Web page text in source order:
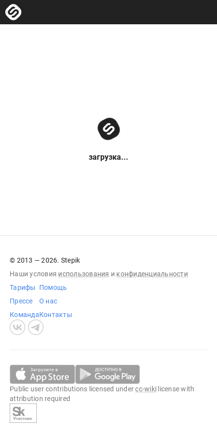
загрузка...
© 2013 — 2026. Stepik
Наши условия использования и конфиденциальности
Тарифы
Прессе
Команда
Помощь
О нас
Контакты
Public user contributions licensed undercc-wiki license with
attribution required